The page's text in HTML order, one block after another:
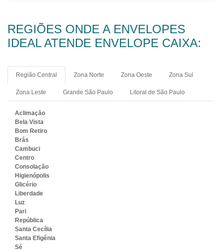
REGIÕES ONDE A ENVELOPES
IDEAL ATENDE ENVELOPE CAIXA:
Região Central Zona Norte Zona Oeste Zona Sul
Zona Leste Grande São Paulo Litoral de São Paulo
Aclimação
Bela Vista
Bom Retiro
Brás
Cambuci
Centro
Consolação
Higienópolis
Glicério
Liberdade
Luz
Pari
República
Santa Cecília
Santa Efigênia
Sé